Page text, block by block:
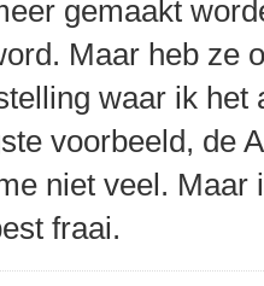
gemaakt
Maar heb ze
waar ik het
voorbeeld, de
niet veel. Maar
fraai.